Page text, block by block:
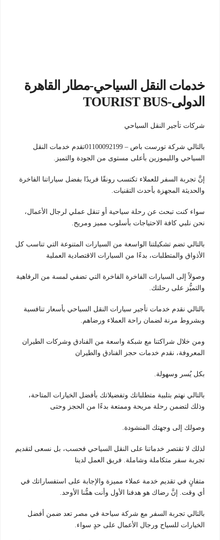
خدمات النقل السياحي-مطار القاهرة
الدولى-TOURIST BUS
شركات تأجير النقل السياحي
بالتالي شركة تورست باص – 01100092199تقدم خدمات النقل
السياحي والليموزين بأعلى مستوى من الجودة والتميز.
إنَّ تجربة السفر للعملاء تكتسب رونقًا فريدًا بفضل سياراتنا الفاخرة
والحديثة المجهزة بأحدث التقنيات.
سواء كنت تبحث عن رحلة سياحية أو تنقل عملي لرجال الأعمال،
نحن نلبي كافة الاحتياجات بأسلوب مميز ومريح.
بالتالي تضم تشكيلتنا الواسعة من السيارات المتنوعة التي تناسب كل
الأذواق والمتطلبات، بدءًا من السيارات الاقتصادية العملية
وصولاً إلى السيارات الفاخرة الفاخرة التي تضفي لمسة من الرفاهية
والتميُّز على رحلتك.
بالتالي نقدم خدمات تأجير سيارات النقل السياحي بأسعار تنافسية
وبشروط مرنة لضمان راحة العملاء ورضاهم.
ومن خلال شراكتنا مع شبكة واسعة من الفنادق وشركات الطيران
المعروفة، نقدم خدمات حجز الفنادق والطيران
بكل يُسر وسهولة.
بالتالي نهتم بتلبية متطلباتك وتفضيلاتك بأفضل الخيارات المتاحة،
وذلك لتضمن رحلة مريحة وممتعة بدءًا من الحجز وحتى
وصولك إلى وجهتك المنشودة.
لذلك لا تقتصر خدماتنا على النقل السياحي فحسب، بل نسعى لتقديم
تجربة سفر متكاملة وشاملة. فريق العمل لدينا
متفانٍ في تقديم خدمة عملاء مميزة والإجابة على استفساراتك في
أي وقت. إنَّ رضاك هو هدفنا الأول وأنت همُّنا الأوحد.
بالتالي تجربة السفر مع شركة سياحة في مصر تعد ضمن أفضل
الخيارات للسياح ورجال الأعمال على حدٍ سواء.